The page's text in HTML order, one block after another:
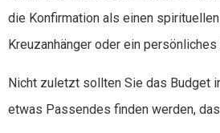
die Konfirmation als einen
Kreuzanhänger oder ein
Nicht zuletzt sollten Sie das Budget
etwas Passendes finden werden,